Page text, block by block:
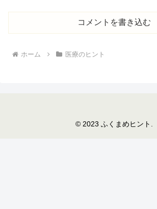
コメントを書き込む
ホーム 医療のヒント
© 2023 ふくまめヒント.